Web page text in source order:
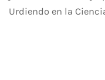
Urdiendo en la